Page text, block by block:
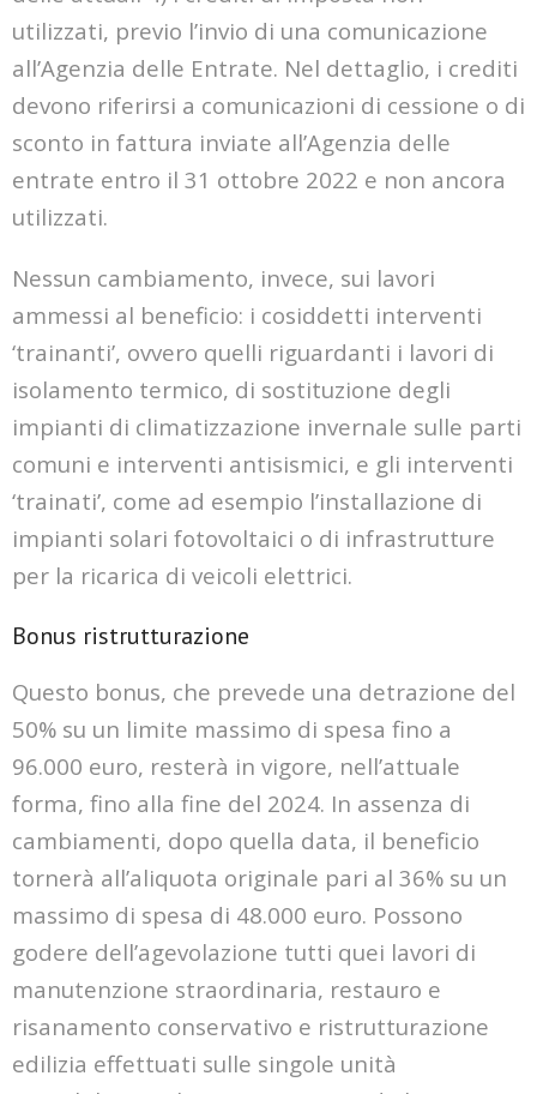
utilizzati, previo l’invio di una comunicazione
all’Agenzia delle Entrate. Nel dettaglio, i crediti
devono riferirsi a comunicazioni di cessione o di
sconto in fattura inviate all’Agenzia delle
entrate entro il 31 ottobre 2022 e non ancora
utilizzati.
Nessun cambiamento, invece, sui lavori
ammessi al beneficio: i cosiddetti interventi
‘trainanti’, ovvero quelli riguardanti i lavori di
isolamento termico, di sostituzione degli
impianti di climatizzazione invernale sulle parti
comuni e interventi antisismici, e gli interventi
‘trainati’, come ad esempio l’installazione di
impianti solari fotovoltaici o di infrastrutture
per la ricarica di veicoli elettrici.
Bonus ristrutturazione
Questo bonus, che prevede una detrazione del
50% su un limite massimo di spesa fino a
96.000 euro, resterà in vigore, nell’attuale
forma, fino alla fine del 2024. In assenza di
cambiamenti, dopo quella data, il beneficio
tornerà all’aliquota originale pari al 36% su un
massimo di spesa di 48.000 euro. Possono
godere dell’agevolazione tutti quei lavori di
manutenzione straordinaria, restauro e
risanamento conservativo e ristrutturazione
edilizia effettuati sulle singole unità